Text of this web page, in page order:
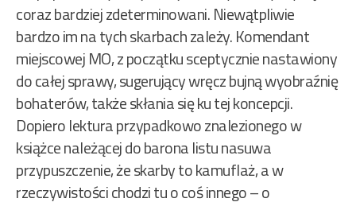
coraz bardziej zdeterminowani. Niewątpliwie
bardzo im na tych skarbach zależy. Komendant
miejscowej MO, z początku sceptycznie nastawiony
do całej sprawy, sugerujący wręcz bujną wyobraźnię
bohaterów, także skłania się ku tej koncepcji.
Dopiero lektura przypadkowo znalezionego w
książce należącej do barona listu nasuwa
przypuszczenie, że skarby to kamuflaż, a w
rzeczywistości chodzi tu o coś innego – o